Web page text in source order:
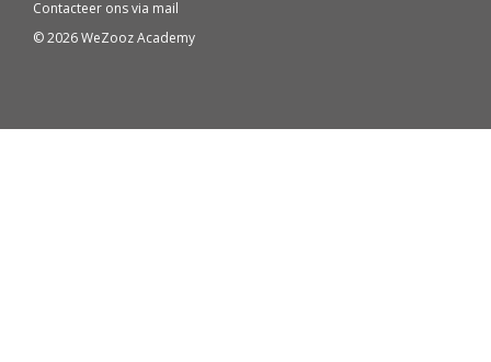
Contacteer ons via mail
© 2026 WeZooz Academy